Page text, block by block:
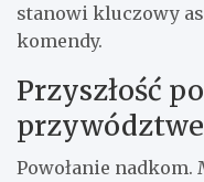
stanowi kluczowy
komendy.
Przyszłość
Powołanie